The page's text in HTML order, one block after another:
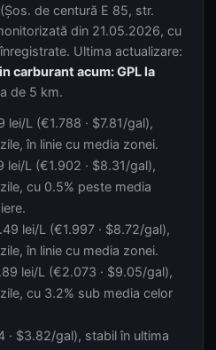
de centură E 85, str.
din 21.05.2026, cu
Ultima actualizare:
carburant acum: GPL la
de 5 km.
lei/L (€1.788 · $7.81/gal),
în linie cu media zonei.
lei/L (€1.902 · $8.31/gal),
cu 0.5% peste media
lei/L (€1.997 · $8.72/gal),
în linie cu media zonei.
lei/L (€2.073 · $9.05/gal),
cu 3.2% sub media celor
· $3.82/gal), stabil în ultima